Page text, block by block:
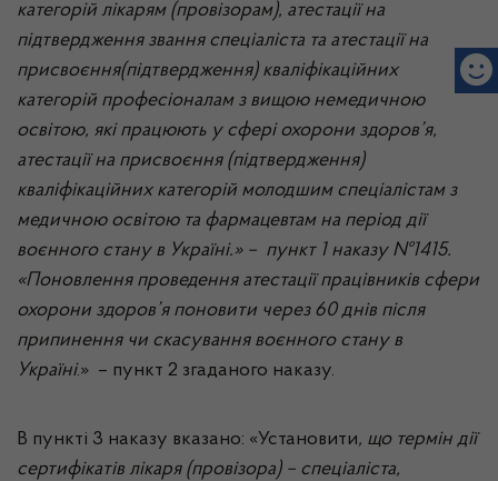
категорій лікарям (провізорам), атестації на
підтвердження звання спеціаліста та атестації на
присвоєння(підтвердження) кваліфікаційних
категорій професіоналам з вищою немедичною
освітою, які працюють у сфері охорони здоров’я,
атестації на присвоєння (підтвердження)
кваліфікаційних категорій молодшим спеціалістам з
медичною освітою та фармацевтам на період дії
воєнного стану в Україні.» – пункт 1 наказу №1415.
«Поновлення проведення атестації працівників сфери
охорони здоров’я поновити через 60 днів після
припинення чи скасування воєнного стану в
Україні.» – пункт 2 згаданого наказу.
В пункті 3 наказу вказано: «Установити, що термін дії
сертифікатів лікаря (провізора) – спеціаліста,